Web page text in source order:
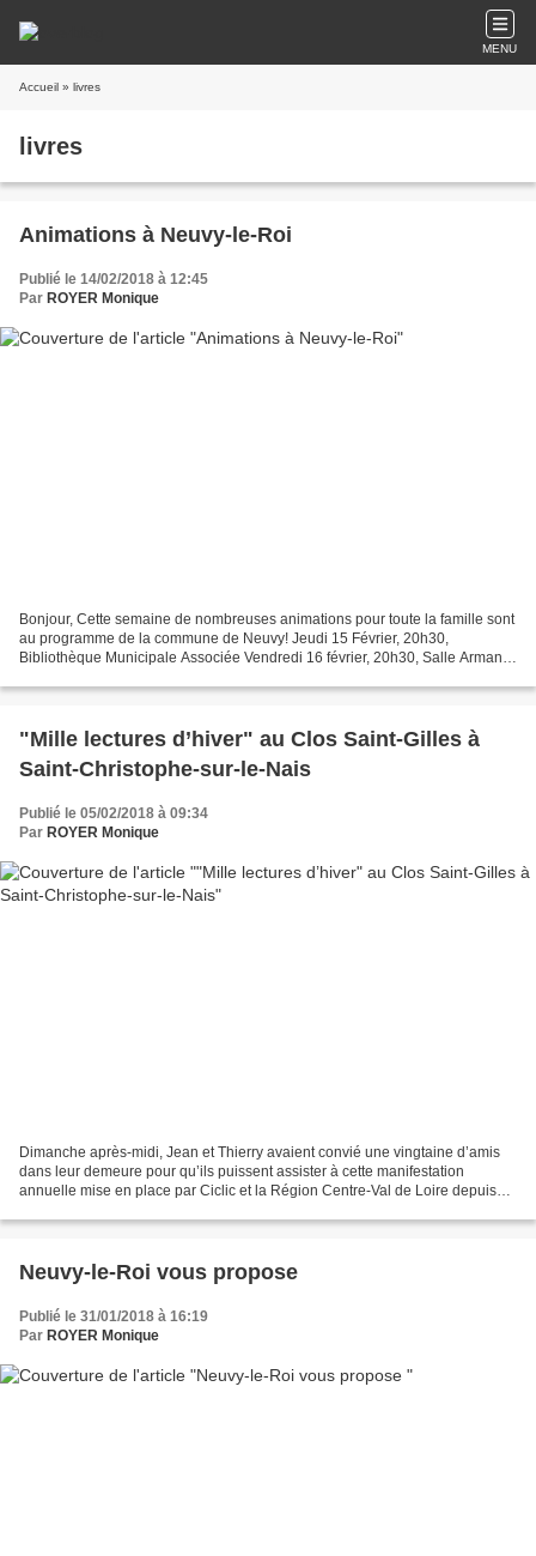
MENU
Accueil » livres
livres
Animations à Neuvy-le-Roi
Publié le 14/02/2018 à 12:45
Par ROYER Monique
Bonjour, Cette semaine de nombreuses animations pour toute la famille sont
au programme de la commune de Neuvy! Jeudi 15 Février, 20h30,
Bibliothèque Municipale Associée Vendredi 16 février, 20h30, Salle Armand
"Mille lectures d’hiver" au Clos Saint-Gilles à
Saint-Christophe-sur-le-Nais
Publié le 05/02/2018 à 09:34
Par ROYER Monique
Dimanche après-midi, Jean et Thierry avaient convié une vingtaine d’amis
dans leur demeure pour qu’ils puissent assister à cette manifestation
annuelle mise en place par Ciclic et la Région Centre-Val de Loire depuis
Neuvy-le-Roi vous propose
Publié le 31/01/2018 à 16:19
Par ROYER Monique